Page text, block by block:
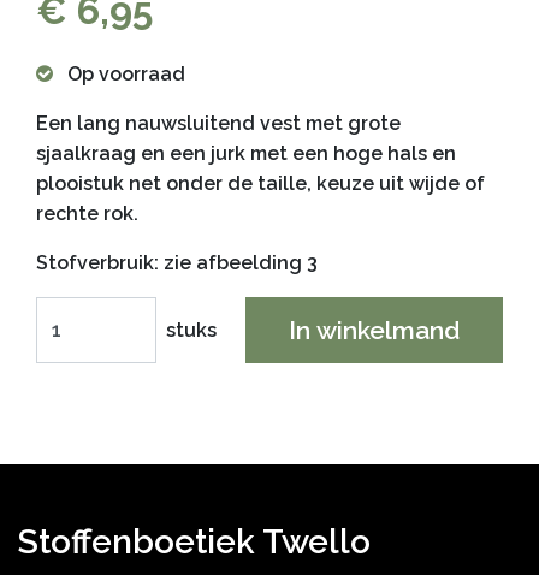
€ 6,95
Op voorraad
Een lang nauwsluitend vest met grote
sjaalkraag en een jurk met een hoge hals en
plooistuk net onder de taille, keuze uit wijde of
rechte rok.
Stofverbruik: zie afbeelding 3
stuks In winkelmand
Stoffenboetiek Twello